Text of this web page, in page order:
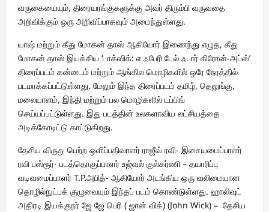
வருகையையும், திரையரங்குகளுக்கு அவர் திரும்பி வருவதை
அறிவிக்கும் ஒரு அறிவிப்பாகவும் அமைந்துள்ளது.
யாஷ் மற்றும் கீது மோகன் தாஸ் ஆகியோர் இணைந்து எழுத, கீது
மோகன் தாஸ் இயக்கிய ‘டாக்ஸிக்: எ ஃபேரி டேல் ஃபார் கிரோன்-அப்ஸ்’
திரைப்படம் கன்னடம் மற்றும் ஆங்கில மொழிகளில் ஒரே நேரத்தில்
படமாக்கப்பட்டுள்ளது. மேலும் இந்த திரைப்படம் தமிழ், தெலுங்கு,
மலையாளம், இந்தி மற்றும் பல மொழிகளில் டப்பிங்
செய்யப்பட்டுள்ளது. இது படத்தின் உலகளாவிய லட்சியத்தை
அடிக்கோடிட்டு காட்டுகிறது.
தேசிய விருது பெற்ற ஒளிப்பதிவாளர் ராஜீவ் ரவி- இசையமைப்பாளர்
ரவி பஸ்ரூர்- படத்தொகுப்பாளர் உஜ்வல் குல்கர்ணி – தயாரிப்பு
வடிவமைப்பாளர் T.P.அபித்- ஆகியோர் அடங்கிய ஒரு வலிமையான
தொழில்நுட்பக் குழுவையும் இந்தப் படம் கொண்டுள்ளது. ஹாலிவுட்
அதிரடி இயக்குநர் ஜே ஜே பெரி ( ஜான் விக்) (John Wick) – தேசிய